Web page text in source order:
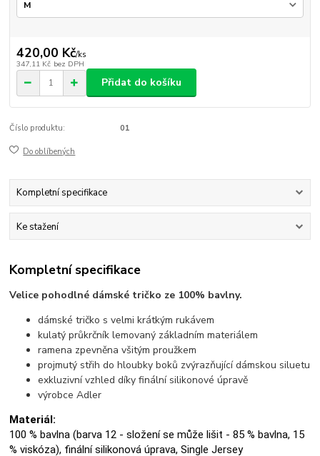
420,00 Kč/ks
347,11 Kč bez DPH
Přidat do košíku
Číslo produktu: 01
Do oblíbených
Kompletní specifikace
Ke stažení
Kompletní specifikace
Velice pohodlné dámské tričko ze 100% bavlny.
dámské tričko s velmi krátkým rukávem
kulatý průkrčník lemovaný základním materiálem
ramena zpevněna všitým proužkem
projmutý střih do hloubky boků zvýrazňující dámskou siluetu
exkluzivní vzhled díky finální silikonové úpravě
výrobce Adler
Materiál:
100 % bavlna (barva 12 - složení se může lišit - 85 % bavlna, 15
% viskóza), finální silikonová úprava, Single Jersey